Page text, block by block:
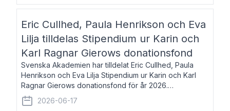
Eric Cullhed, Paula Henrikson och Eva
Lilja tilldelas Stipendium ur Karin och
Karl Ragnar Gierows donationsfond
Svenska Akademien har tilldelat Eric Cullhed, Paula
Henrikson och Eva Lilja Stipendium ur Karin och Karl
Ragnar Gierows donationsfond för år 2026.
Stipendiebeloppet är på 70 000 kronor vardera. Eric
Cullhed, född 1985, är professor i grekis
2026-06-17